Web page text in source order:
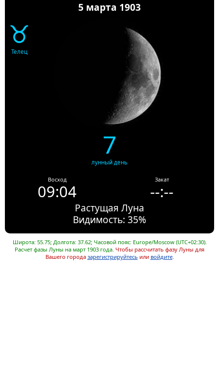
5 марта 1903
♉
Телец
7
лунный день
Восход
09:04
Закат
--:--
Растущая Луна
Видимость: 35%
Широта: 55.75; Долгота: 37.62; Часовой пояс: Europe/Moscow (UTC+02:30).
Расчет фазы Луны на март 1903 года. Чтобы рассчитать фазу Луны для
Вашего города зарегистрируйтесь или войдите.